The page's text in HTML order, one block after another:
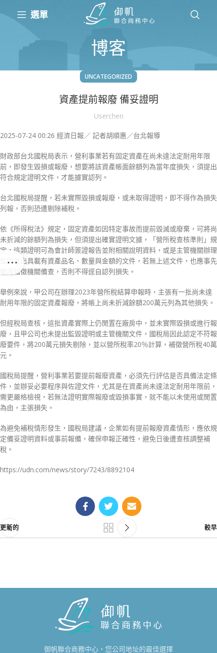
選單
博客
UNCATEGORIZED
資產提前報廢 備妥證明
Userchen
2025-07-24 00:26 經濟日報／ 記者胡順惠／台北報導
財政部台北國稅局表示，營利事業若有固定資產在尚未達法定耐用年限
前，即發生毀損或報廢，想要將該資產帳面餘額列為當年度損失，須提出
符合規定證明文件，才能據實認列。
台北國稅局提醒，若未實際毀損或報廢，或未取得證明，即不得作為損失
列報，否則恐遭剔除補稅。
依《所得稅法》規定，固定資產如因特定事故而提前毀滅或廢棄，可將尚
未折減的餘額列為損失，但須提出確實證明文據，「營所稅查核準則」規
定，這類證明可為會計師簽證報告並附相關說明資料，或是主管機關辦理
監毀並出具載有資產品名、數量與金額的文件，若無上述文件，也應事先
報請稽徵機關備查，否則不得逕自認列損失。
舉例來說，甲公司在辦理2023年營所稅結算申報時，主張有一批尚未達
耐用年限的固定資產報廢，將帳上尚未折減餘額200萬元列為其他損失。
但經稅局查核，這批資產實際上仍閒置在廠房中，並未實際毀損或進行報
廢，且甲公司也未提出監毀證明或主管機關文件，國稅局因此認定不符報
廢要件，將200萬元損失剔除，並以營所稅率20％計算，補徵營所稅40萬
元。
國稅局提醒，營利事業若要提前報廢資產，必須先行評估是否具備法定條
件，並辦妥必要程序與佐證文件，尤其是在資產尚未達法定耐用年限前，
需更嚴格檢視，若無法證明實際報廢或毀損事實，就不能以未使用或閒置
為由，主張損失。
為避免補稅情形發生，國稅局建議，企業如有提前報廢資產情形，應依規
定備妥證明資料或事前報備，確保申報正確性，避免日後遭查核調整補
稅。
https://udn.com/news/story/7243/8892104
更新的 較早
御帆聯合商務中心，您公司地址的最佳選擇